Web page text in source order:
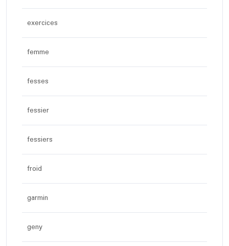
exercices
femme
fesses
fessier
fessiers
froid
garmin
geny